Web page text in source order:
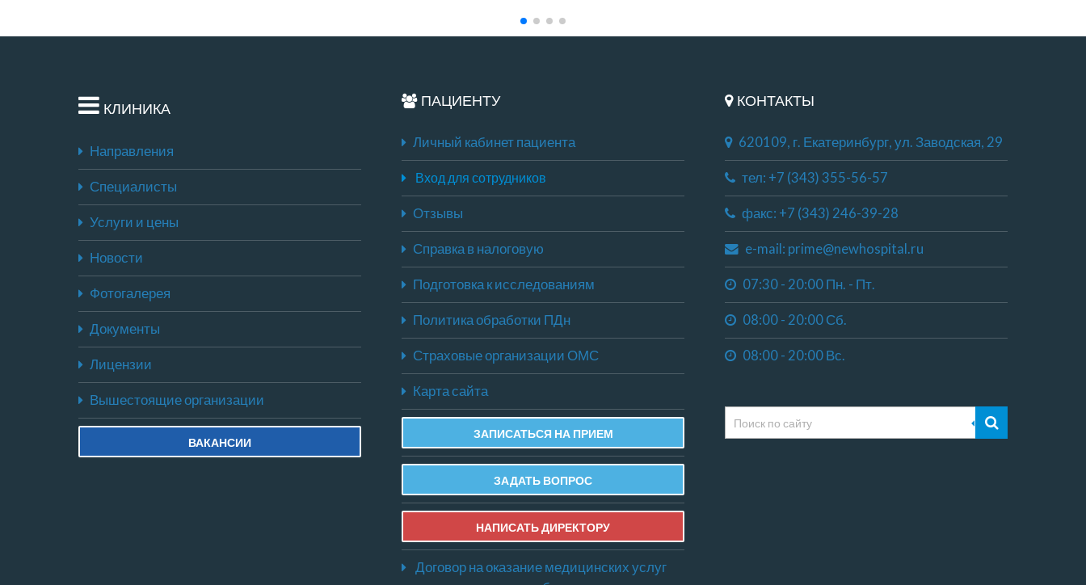
КЛИНИКА
Направления
Специалисты
Услуги и цены
Новости
Фотогалерея
Документы
Лицензии
Вышестоящие организации
ВАКАНСИИ
ПАЦИЕНТУ
Личный кабинет пациента
Вход для сотрудников
Отзывы
Справка в налоговую
Подготовка к исследованиям
Политика обработки ПДн
Страховые организации ОМС
Карта сайта
ЗАПИСАТЬСЯ НА ПРИЕМ
ЗАДАТЬ ВОПРОС
НАПИСАТЬ ДИРЕКТОРУ
Договор на оказание медицинских услуг
КОНТАКТЫ
620109, г. Екатеринбург, ул. Заводская, 29
тел: +7 (343) 355-56-57
факс: +7 (343) 246-39-28
e-mail: prime@newhospital.ru
07:30 - 20:00 Пн. - Пт.
08:00 - 20:00 Сб.
08:00 - 20:00 Вс.